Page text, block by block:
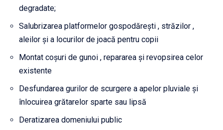
degradate;
Salubrizarea platformelor gospodărești , străzilor ,
aleilor și a locurilor de joacă pentru copii
Montat coșuri de gunoi , repararea și revopsirea celor
existente
Desfundarea gurilor de scurgere a apelor pluviale și
înlocuirea grătarelor sparte sau lipsă
Deratizarea domeniului public